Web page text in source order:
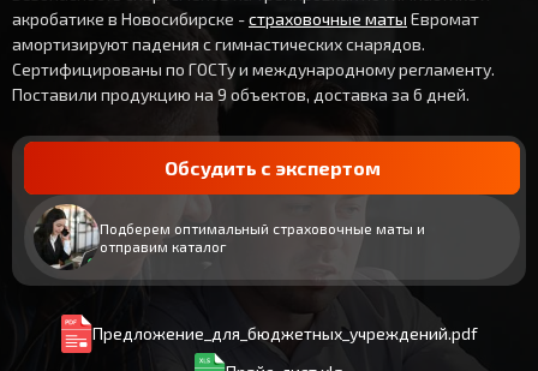
акробатике в Новосибирске -страховочные маты Евромат
амортизируют падения с гимнастических снарядов.
Сертифицированы по ГОСТу и международному регламенту.
Поставили продукцию на 9 объектов, доставка за 6 дней.
Обсудить с экспертом
Подберем оптимальный страховочные маты и
отправим каталог
Предложение_для_бюджетных_учреждений.pdf